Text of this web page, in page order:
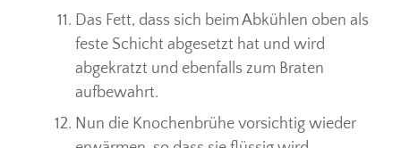
Das Fett, dass sich beim Abkühlen oben als
feste Schicht abgesetzt hat und wird
abgekratzt und ebenfalls zum Braten
aufbewahrt.
Nun die Knochenbrühe vorsichtig wieder